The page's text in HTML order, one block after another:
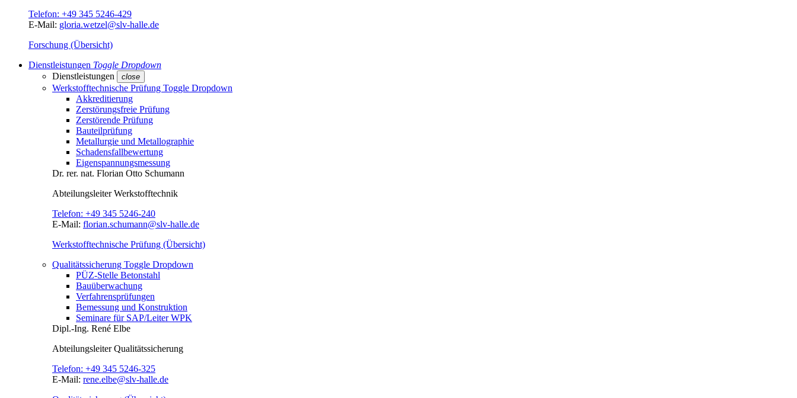
Telefon: +49 345 5246-429
E-Mail: gloria.wetzel@slv-halle.de
Forschung (Übersicht)
Dienstleistungen Toggle Dropdown
Dienstleistungen
close
Werkstofftechnische Prüfung Toggle Dropdown
Akkreditierung
Zerstörungsfreie Prüfung
Zerstörende Prüfung
Bauteilprüfung
Metallurgie und Metallographie
Schadensfallbewertung
Eigenspannungsmessung
Dr. rer. nat. Florian Otto Schumann
AbteilungsleiterWerkstofftechnik
Telefon: +49 345 5246-240
E-Mail: florian.schumann@slv-halle.de
Werkstofftechnische Prüfung (Übersicht)
Qualitätssicherung Toggle Dropdown
PÜZ-Stelle Betonstahl
Bauüberwachung
Verfahrensprüfungen
Bemessung und Konstruktion
Seminare für SAP/Leiter WPK
Dipl.-Ing. René Elbe
AbteilungsleiterQualitätssicherung
Telefon: +49 345 5246-325
E-Mail: rene.elbe@slv-halle.de